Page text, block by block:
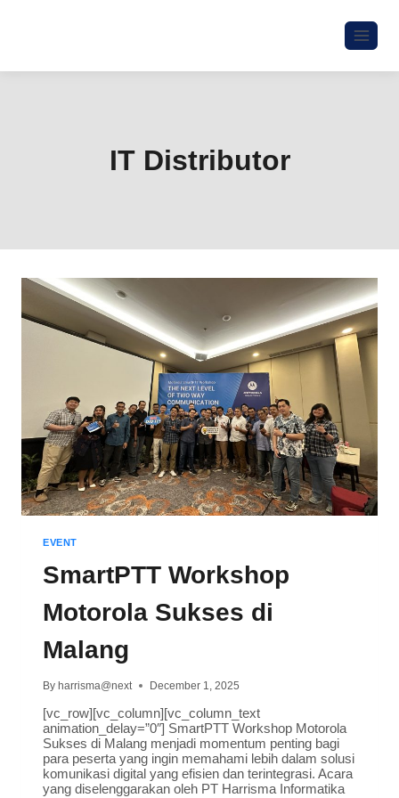
IT Distributor
EVENT
SmartPTT Workshop
Motorola Sukses di
Malang
By harrisma@next December 1, 2025
[vc_row][vc_column][vc_column_text
animation_delay=”0″] SmartPTT Workshop Motorola
Sukses di Malang menjadi momentum penting bagi
para peserta yang ingin memahami lebih dalam solusi
komunikasi digital yang efisien dan terintegrasi. Acara
yang diselenggarakan oleh PT Harrisma Informatika